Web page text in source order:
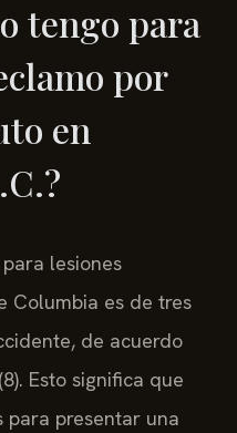
tengo para
por
en
lesiones
Columbia es de tres
de acuerdo
Esto significa que
para presentar una